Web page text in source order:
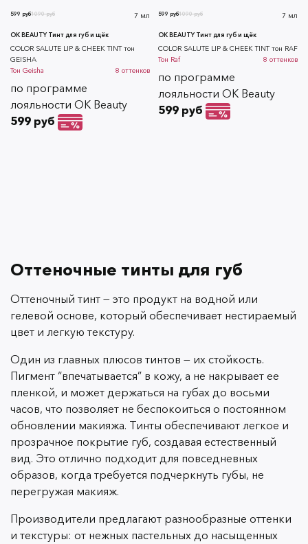
1090 руб
599 руб 7 мл
OK BEAUTY Тинт для губ и щёк
СOLOR SALUTE LIP & CHEEK TINT тон
GEISHA
Тон Geisha 8 оттенков
по программе
лояльности OK Beauty
599 руб
1090 руб
599 руб 7 мл
OK BEAUTY Тинт для губ и щёк
СOLOR SALUTE LIP & CHEEK TINT тон RAF
Тон Raf 8 оттенков
по программе
лояльности OK Beauty
599 руб
Оттеночные тинты для губ
Оттеночный тинт — это продукт на водной или
гелевой основе, который обеспечивает нестираемый
цвет и легкую текстуру.
Один из главных плюсов тинтов — их стойкость.
Пигмент “впечатывается” в кожу, а не накрывает ее
пленкой, и может держаться на губах до восьми
часов, что позволяет не беспокоиться о постоянном
обновлении макияжа. Тинты обеспечивают легкое и
прозрачное покрытие губ, создавая естественный
вид. Это отлично подходит для повседневных
образов, когда требуется подчеркнуть губы, не
перегружая макияж.
Производители предлагают разнообразные оттенки
и текстуры: от нежных пастельных до насыщенных